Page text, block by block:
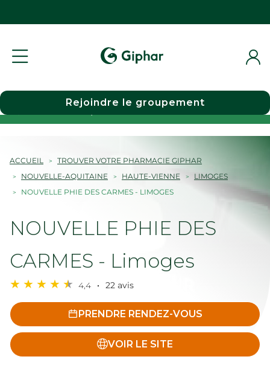
Choisir une pharmacie
Rejoindre le groupement
ACCUEIL
TROUVER VOTRE PHARMACIE GIPHAR
NOUVELLE-AQUITAINE
HAUTE-VIENNE
LIMOGES
NOUVELLE PHIE DES CARMES - LIMOGES
NOUVELLE PHIE DES
CARMES - Limoges
4,4 22 avis
PRENDRE RENDEZ-VOUS
VOIR LE SITE